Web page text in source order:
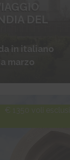
DEL
in italiano
marzo
€ 1350 voli esclusi